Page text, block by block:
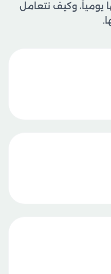
يومياً، وكيف نتعامل